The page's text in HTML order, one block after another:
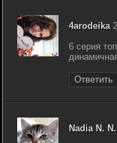
4arodeika
6 серия
Ответить
Nadia N. N.